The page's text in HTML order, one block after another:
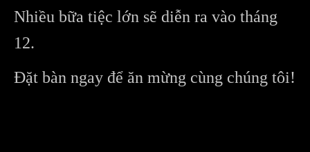
Nhiều bữa tiệc lớn sẽ diễn ra vào tháng
12.
Đặt bàn ngay để ăn mừng cùng chúng tôi!